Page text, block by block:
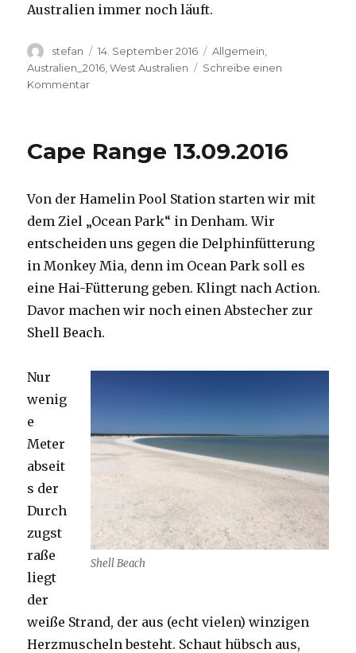
Australien immer noch läuft.
Autor
stefan
Veröffentlicht
am
14. September 2016 Kategorien
Allgemein
Australien_2016 ,West Australien
Schreibe einen
Kommentarzu
Cape Range 13.09.2016
Von der Hamelin Pool Station starten wir mit
dem Ziel „Ocean Park“ in Denham. Wir
entscheiden uns gegen die Delphinfütterung
in Monkey Mia, denn im Ocean Park soll es
eine Hai-Fütterung geben. Klingt nach Action.
Davor machen wir noch einen Abstecher zur
Shell Beach.
Shell Beach
Nur
wenig
e
Meter
abseit
s der
Durch
zugst
raße
liegt
der
weiße Strand, der aus (echt vielen) winzigen
Herzmuscheln besteht. Schaut hübsch aus,